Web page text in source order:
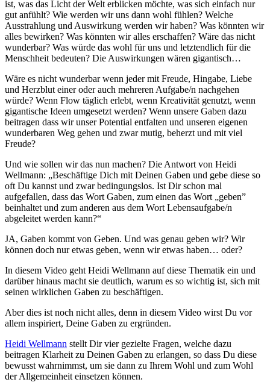
ist, was das Licht der Welt erblicken möchte, was sich einfach nur
gut anfühlt? Wie werden wir uns dann wohl fühlen? Welche
Ausstrahlung und Auswirkung werden wir haben? Was könnten wir
alles bewirken? Was könnten wir alles erschaffen? Wäre das nicht
wunderbar? Was würde das wohl für uns und letztendlich für die
Menschheit bedeuten? Die Auswirkungen wären gigantisch…
Wäre es nicht wunderbar wenn jeder mit Freude, Hingabe, Liebe
und Herzblut einer oder auch mehreren Aufgabe/n nachgehen
würde? Wenn Flow täglich erlebt, wenn Kreativität genutzt, wenn
gigantische Ideen umgesetzt werden? Wenn unsere Gaben dazu
beitragen dass wir unser Potential entfalten und unseren eigenen
wunderbaren Weg gehen und zwar mutig, beherzt und mit viel
Freude?
Und wie sollen wir das nun machen? Die Antwort von Heidi
Wellmann: „Beschäftige Dich mit Deinen Gaben und gebe diese so
oft Du kannst und zwar bedingungslos. Ist Dir schon mal
aufgefallen, dass das Wort Gaben, zum einen das Wort „geben”
beinhaltet und zum anderen aus dem Wort Lebensaufgabe/n
abgeleitet werden kann?“
JA, Gaben kommt von Geben. Und was genau geben wir? Wir
können doch nur etwas geben, wenn wir etwas haben… oder?
In diesem Video geht Heidi Wellmann auf diese Thematik ein und
darüber hinaus macht sie deutlich, warum es so wichtig ist, sich mit
seinen wirklichen Gaben zu beschäftigen.
Aber dies ist noch nicht alles, denn in diesem Video wirst Du vor
allem inspiriert, Deine Gaben zu ergründen.
Heidi Wellmann stellt Dir vier gezielte Fragen, welche dazu
beitragen Klarheit zu Deinen Gaben zu erlangen, so dass Du diese
bewusst wahrnimmst, um sie dann zu Ihrem Wohl und zum Wohl
der Allgemeinheit einsetzen können.